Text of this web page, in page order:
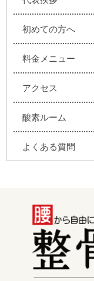
初めての方へ
料金メニュー
アクセス
酸素ルーム
よくある質問